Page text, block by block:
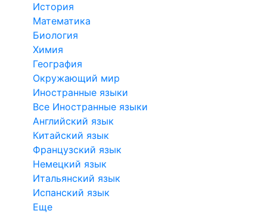
История
Математика
Биология
Химия
География
Окружающий мир
Иностранные языки
Все Иностранные языки
Английский язык
Китайский язык
Французский язык
Немецкий язык
Итальянский язык
Испанский язык
Еще